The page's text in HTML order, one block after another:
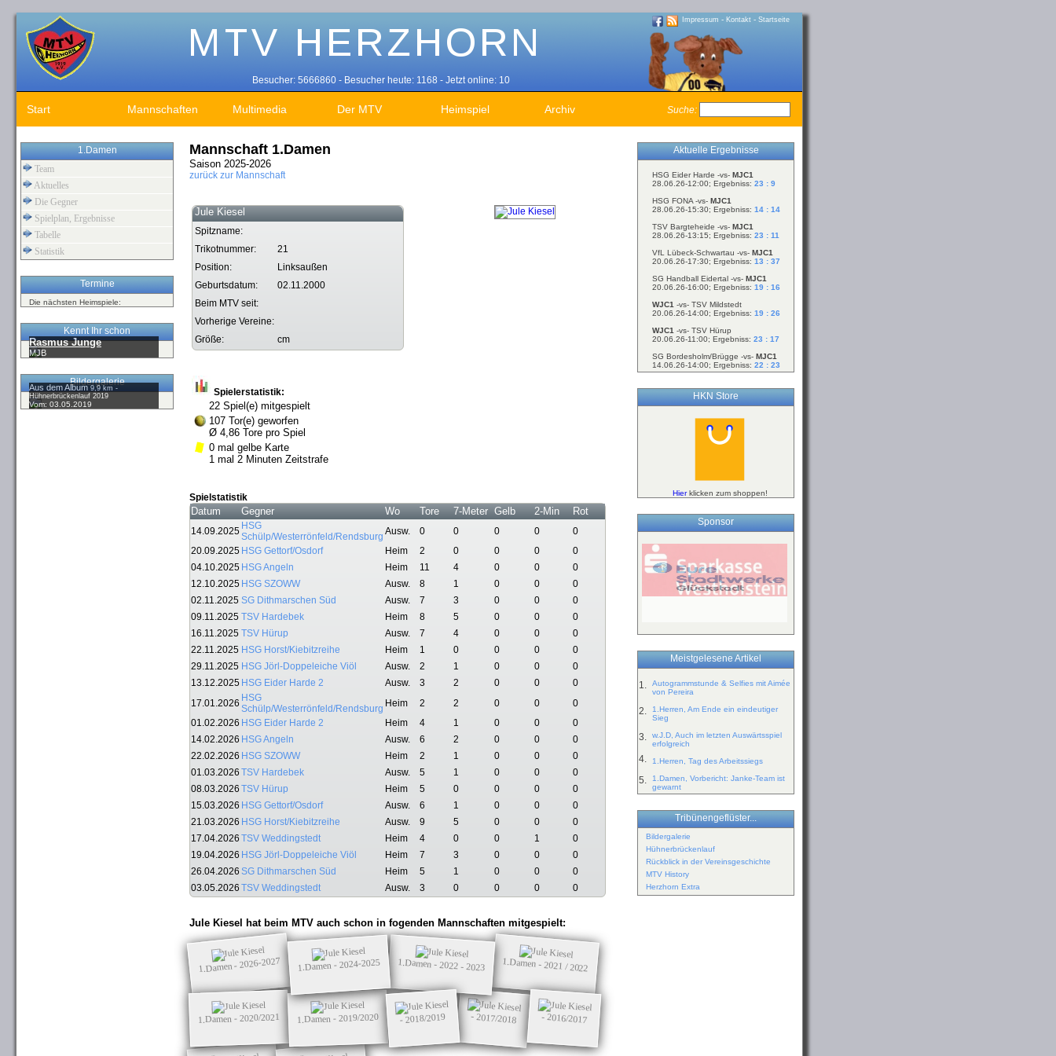
Impressum - Kontakt - Startseite
Besucher: 5666860 - Besucher heute: 1168 - Jetzt online: 10
Start Mannschaften Multimedia Der MTV Heimspiel Archiv Suche:
1.Damen
Team
Aktuelles
Die Gegner
Spielplan, Ergebnisse
Tabelle
Statistik
Termine
Die nächsten Heimspiele:
Kennt Ihr schon
Rasmus Junge
MJB
Bildergalerie
Aus dem Album9,9 km -
Hühnerbrückenlauf 2019
Vom: 03.05.2019
Mannschaft 1.Damen
Saison 2025-2026
zurück zur Mannschaft
Jule Kiesel
Spitzname:
Trikotnummer:
21
Position:
Linksaußen
Geburtsdatum:
02.11.2000
Beim MTV seit:
Vorherige Vereine:
Größe:
cm
Spielerstatistik:
22 Spiel(e) mitgespielt
107 Tor(e) geworfen
Ø 4,86 Tore pro Spiel
0 mal gelbe Karte
1 mal 2 Minuten Zeitstrafe
Spielstatistik
Datum Gegner Wo Tore 7-Meter Gelb 2-Min Rot
14.09.2025 HSG
Schülp/Westerrönfeld/Rendsburg Ausw. 0 0 0 0
0
20.09.2025 HSG Gettorf/Osdorf Heim 2 0 0 0
0
04.10.2025 HSG Angeln Heim 11 4 0 0
0
12.10.2025 HSG SZOWW Ausw. 8 1 0 0
0
02.11.2025 SG Dithmarschen Süd Ausw. 7 3 0 0
0
09.11.2025 TSV Hardebek Heim 8 5 0 0
0
16.11.2025 TSV Hürup Ausw. 7 4 0 0
0
22.11.2025 HSG Horst/Kiebitzreihe Heim 1 0 0 0
0
29.11.2025 HSG Jörl-Doppeleiche Viöl Ausw. 2 1 0 0
0
13.12.2025 HSG Eider Harde 2 Ausw. 3 2 0 0
0
17.01.2026 HSG
Schülp/Westerrönfeld/Rendsburg Heim 2 2 0 0
0
01.02.2026 HSG Eider Harde 2 Heim 4 1 0 0
0
14.02.2026 HSG Angeln Ausw. 6 2 0 0
0
22.02.2026 HSG SZOWW Heim 2 1 0 0
0
01.03.2026 TSV Hardebek Ausw. 5 1 0 0
0
08.03.2026 TSV Hürup Heim 5 0 0 0
0
15.03.2026 HSG Gettorf/Osdorf Ausw. 6 1 0 0
0
21.03.2026 HSG Horst/Kiebitzreihe Ausw. 9 5 0 0
0
17.04.2026 TSV Weddingstedt Heim 4 0 0 1
0
19.04.2026 HSG Jörl-Doppeleiche Viöl Heim 7 3 0 0
0
26.04.2026 SG Dithmarschen Süd Heim 5 1 0 0
0
03.05.2026 TSV Weddingstedt Ausw. 3 0 0 0 0
Jule Kiesel hat beim MTV auch schon in fogenden Mannschaften mitgespielt:
1.Damen - 2026-2027 1.Damen - 2024-2025 1.Damen - 2022 - 2023 1.Damen - 2021 / 2022
1.Damen - 2020/2021 1.Damen - 2019/2020 - 2018/2019 - 2017/2018 - 2016/2017
Aktuelle Ergebnisse
HSG Eider Harde -vs- MJC1
28.06.26-12:00; Ergebniss: 23 : 9
HSG FONA -vs- MJC1
28.06.26-15:30; Ergebniss: 14 : 14
TSV Bargteheide -vs- MJC1
28.06.26-13:15; Ergebniss: 23 : 11
VfL Lübeck-Schwartau -vs- MJC1
20.06.26-17:30; Ergebniss: 13 : 37
SG Handball Eidertal -vs- MJC1
20.06.26-16:00; Ergebniss: 19 : 16
WJC1 -vs- TSV Mildstedt
20.06.26-14:00; Ergebniss: 19 : 26
WJC1 -vs- TSV Hürup
20.06.26-11:00; Ergebniss: 23 : 17
SG Bordesholm/Brügge -vs- MJC1
14.06.26-14:00; Ergebniss: 22 : 23
HKN Store
Hierklicken zum shoppen!
Sponsor
Meistgelesene Artikel
1.
Autogrammstunde & Selfies mit Aimée
von Pereira
2.
1.Herren, Am Ende ein eindeutiger
Sieg
3.
w.J.D, Auch im letzten Auswärtsspiel
erfolgreich
4. 1.Herren, Tag des Arbeitssiegs
5.
1.Damen, Vorbericht: Janke-Team ist
gewarnt
Tribünengeflüster...
Bildergalerie
Hühnerbrückenlauf
Rückblick in der Vereinsgeschichte
MTV History
Herzhorn Extra